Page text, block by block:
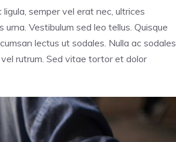
semper vel erat nec, ultrices
Vestibulum sed leo tellus. Quisque
lectus ut sodales. Nulla ac sodales
rutrum. Sed vitae tortor et dolor